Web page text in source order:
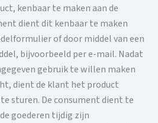
kenbaar te maken aan de
dient dit kenbaar te maken
of door middel van een
bijvoorbeeld per e-mail. Nadat
gebruik te willen maken
dient de klant het product
sturen. De consument dient te
goederen tijdig zijn